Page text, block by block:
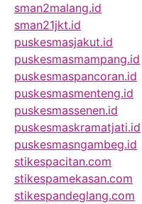
sman2malang.id
sman21jkt.id
puskesmasjakut.id
puskesmasmampang.id
puskesmaspancoran.id
puskesmasmenteng.id
puskesmassenen.id
puskesmaskramatjati.id
puskesmasngambeg.id
stikespacitan.com
stikespamekasan.com
stikespandeglang.com